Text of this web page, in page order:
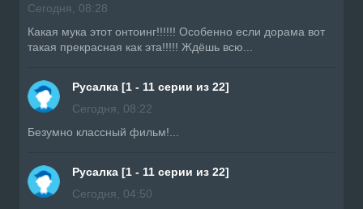
Сегодня, 08:28
Какая мука этот онтоинг!!!!!! Особенно если дорама вот
такая прекрасная как эта!!!!! Ждёшь всю...
Русалка [1 - 11 серии из 22]
Сегодня, 08:22
Безумно классный фильм!...
Русалка [1 - 11 серии из 22]
Сегодня, 04:50